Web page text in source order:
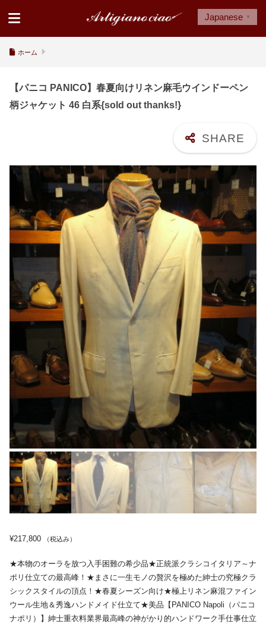
ホーム
【パニコ PANICO】春夏向けリネン麻毛ウインドーペン
柄ジャケット 46 白系{sold out thanks!}
¥217,800 （税込み）
★本物のオーラを放つ入手困難の希少品★正統派クラシコイタリア～ナ
ポリ仕立ての最高峰！★まさに一生モノの贅沢を極めた紳士の究極クラ
シックスタイルの頂点！★春夏シーズン向け★極上リネン麻混ファイン
ウール生地＆秀逸ハンドメイド仕立て★美品【PANICO Napoli（パニコ
ナポリ）】紳士重衣料業界最高峰の神がかり的ハンドワーク手仕事仕立
Japanese ▼